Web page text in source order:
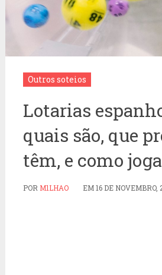
Outros soteios
Lotarias
quais são, que
têm, e como
POR M1LHAO EM16 DE NOVEMBRO,